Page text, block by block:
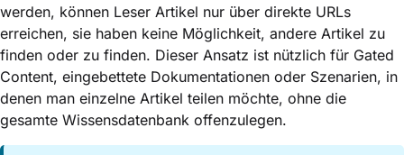
werden, können Leser Artikel nur über direkte URLs
erreichen, sie haben keine Möglichkeit, andere Artikel zu
finden oder zu finden. Dieser Ansatz ist nützlich für Gated
Content, eingebettete Dokumentationen oder Szenarien, in
denen man einzelne Artikel teilen möchte, ohne die
gesamte Wissensdatenbank offenzulegen.